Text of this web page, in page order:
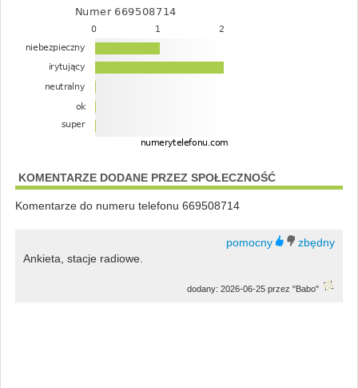
KOMENTARZE DODANE PRZEZ SPOŁECZNOŚĆ
Komentarze do numeru telefonu 669508714
Ankieta, stacje radiowe.
dodany: 2026-06-25 przez "Babo"